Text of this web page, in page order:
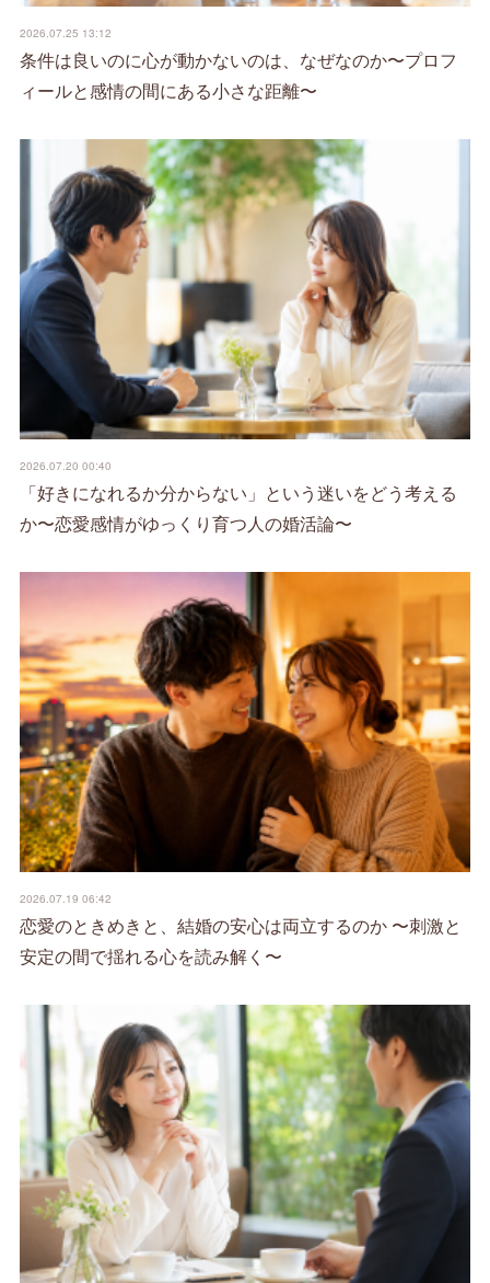
2026.07.25 13:12
条件は良いのに心が動かないのは、なぜなのか〜プロフ
ィールと感情の間にある小さな距離〜
2026.07.20 00:40
「好きになれるか分からない」という迷いをどう考える
か〜恋愛感情がゆっくり育つ人の婚活論〜
2026.07.19 06:42
恋愛のときめきと、結婚の安心は両立するのか 〜刺激と
安定の間で揺れる心を読み解く〜